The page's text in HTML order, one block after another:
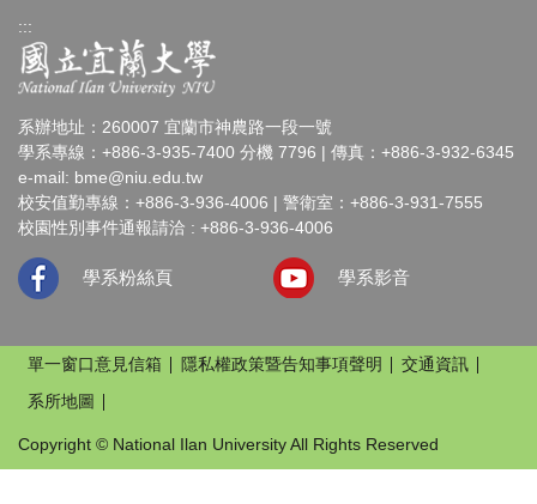
:::
系辦地址：260007 宜蘭市神農路一段一號
學系專線：+886-3-935-7400 分機 7796 | 傳真：+886-3-932-6345
e-mail: bme@niu.edu.tw
校安值勤專線：+886-3-936-4006 | 警衛室：+886-3-931-7555
校園性別事件通報請洽 : +886-3-936-4006
學系粉絲頁 學系影音
單一窗口意見信箱 隱私權政策暨告知事項聲明
交通資訊
系所地圖
Copyright © National Ilan University All Rights Reserved